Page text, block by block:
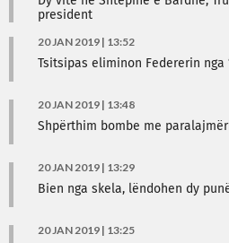
president
20 JAN 2019 | 13:52
Tsitsipas eliminon Federerin nga
20 JAN 2019 | 13:48
Shpërthim bombe me
20 JAN 2019 | 13:29
Bien nga skela, lëndohen dy
20 JAN 2019 | 13:25